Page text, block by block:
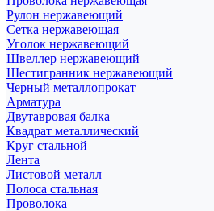
Рулон нержавеющий
Сетка нержавеющая
Уголок нержавеющий
Швеллер нержавеющий
Шестигранник нержавеющий
Черный металлопрокат
Арматура
Двутавровая балка
Квадрат металлический
Круг стальной
Лента
Листовой металл
Полоса стальная
Проволока